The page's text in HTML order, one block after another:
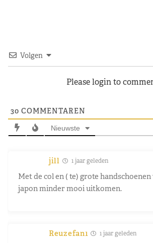
Volgen
Please login to
30 COMMENTAREN
Nieuwste
jill 1 jaar geleden
Met de col en ( te) grote
japon minder mooi uitkomen.
Reuzefan1 1 jaar geleden